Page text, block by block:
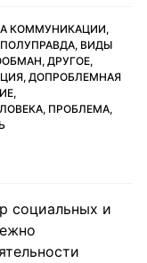
КОММУНИКАЦИИ,
ВИДЫ
ДРУГОЕ,
ДОПРОБЛЕМНАЯ
ПРОБЛЕМА,
социальных и